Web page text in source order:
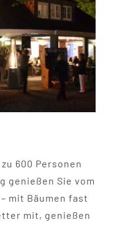
600 Personen
genießen Sie vom
mit Bäumen fast
mit, genießen